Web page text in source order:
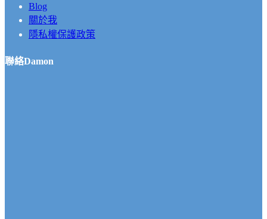
Blog
關於我
隱私權保護政策
聯絡Damon